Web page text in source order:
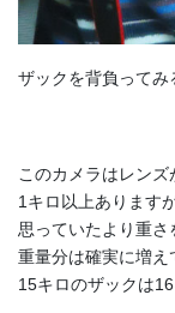
ザックを背負ってみ
このカメラはレン
1キロ以上あります
思っていたより重
重量分は確実に増
15キロのザックは